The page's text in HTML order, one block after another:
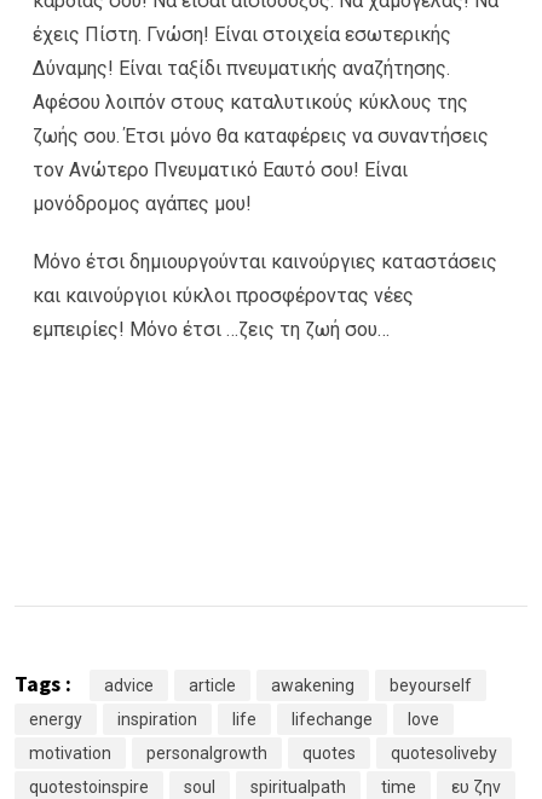
έχεις Πίστη. Γνώση! Είναι στοιχεία εσωτερικής
Δύναμης! Είναι ταξίδι πνευματικής αναζήτησης.
Αφέσου λοιπόν στους καταλυτικούς κύκλους της
ζωής σου. Έτσι μόνο θα καταφέρεις να συναντήσεις
τον Ανώτερο Πνευματικό Εαυτό σου! Είναι
μονόδρομος αγάπες μου!
Μόνο έτσι δημιουργούνται καινούργιες καταστάσεις
και καινούργιοι κύκλοι προσφέροντας νέες
εμπειρίες! Μόνο έτσι …ζεις τη ζωή σου…
Tags : advice article awakening
beyourself
energy
inspiration life lifechange
love
motivation
personalgrowth quotes
quotesoliveby
quotestoinspire
soul spiritualpath time ευ ζην